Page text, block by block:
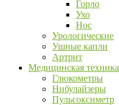
Горло
Ухо
Нос
Урологические
Ушные капли
Артрит
Медицинская техника
Глюкометры
Нибулайзеры
Пульсоксиметр